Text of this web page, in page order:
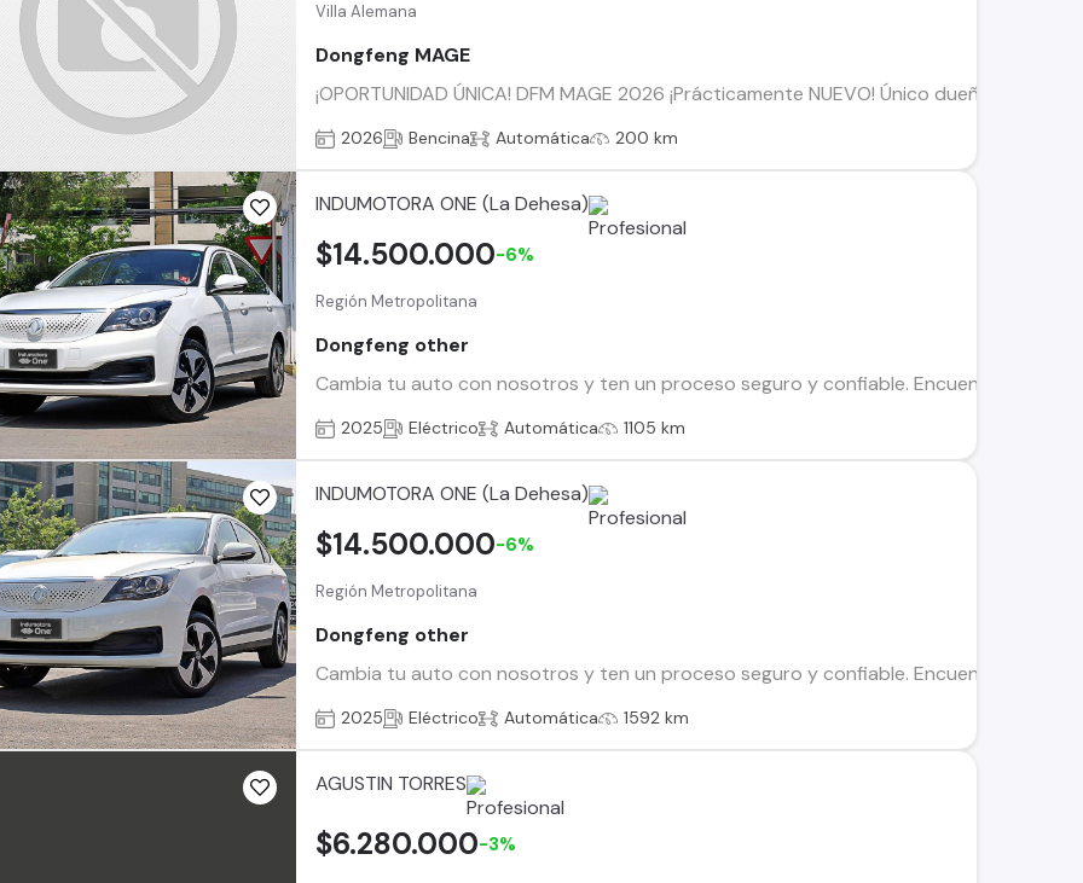
Villa Alemana
Dongfeng MAGE
¡OPORTUNIDAD ÚNICA! DFM MAGE 2026 ¡Prácticamente NUEVO! Único dueño
2026 Bencina Automática 200 km
INDUMOTORA ONE (La Dehesa)
Región Metropolitana
Dongfeng other
Cambia tu auto con nosotros y ten un proceso seguro y confiable. Encuentra el ideal
$14.500.000-6%
2025 Eléctrico Automática 1105 km
INDUMOTORA ONE (La Dehesa)
Región Metropolitana
Dongfeng other
Cambia tu auto con nosotros y ten un proceso seguro y confiable. Encuentra el ideal
$14.500.000-6%
2025 Eléctrico Automática 1592 km
AGUSTIN TORRES
$6.280.000-3%